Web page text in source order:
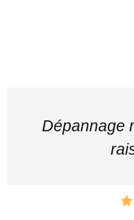
Dépannage